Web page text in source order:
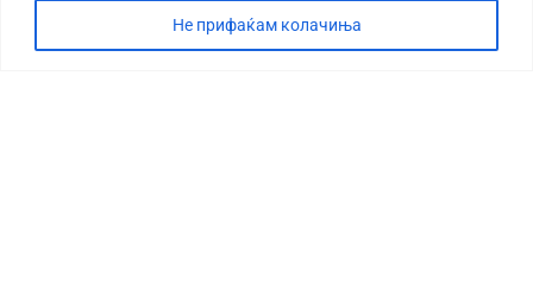
Не прифаќам колачиња